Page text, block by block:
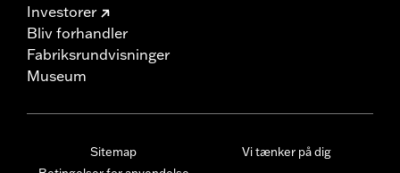
Investorer
Bliv forhandler
Fabriksrundvisninger
Museum
Sitemap
Vi tænker på dig